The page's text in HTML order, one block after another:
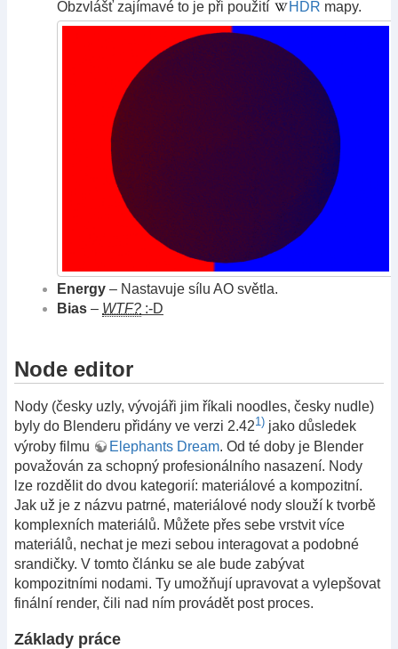
Obzvlášť zajímavé to je při použití HDR mapy.
Energy – Nastavuje sílu AO světla.
Bias – WTF? :-D
Node editor
Nody (česky uzly, vývojáři jim říkali noodles, česky nudle)
byly do Blenderu přidány ve verzi 2.421) jako důsledek
výroby filmu
Elephants Dream. Od té doby je Blender
považován za schopný profesionálního nasazení. Nody
lze rozdělit do dvou kategorií: materiálové a kompozitní.
Jak už je z názvu patrné, materiálové nody slouží k tvorbě
komplexních materiálů. Můžete přes sebe vrstvit více
materiálů, nechat je mezi sebou interagovat a podobné
srandičky. V tomto článku se ale bude zabývat
kompozitními nodami. Ty umožňují upravovat a vylepšovat
finální render, čili nad ním provádět post proces.
Základy práce